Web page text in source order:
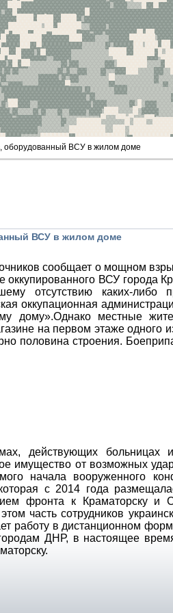
оборудованный ВСУ в жилом доме
ВСУ в жилом доме
сообщает о мощном
оккупированного ВСУ города
отсутствию каких-либо
оккупационная
местные
на первом этаже одного
половина строения.
действующих больницах и
имущество от возможных
начала вооруженного
с 2014 года
фронта к Краматорску и
часть сотрудников
работу в дистанционном
ДНР, в настоящее